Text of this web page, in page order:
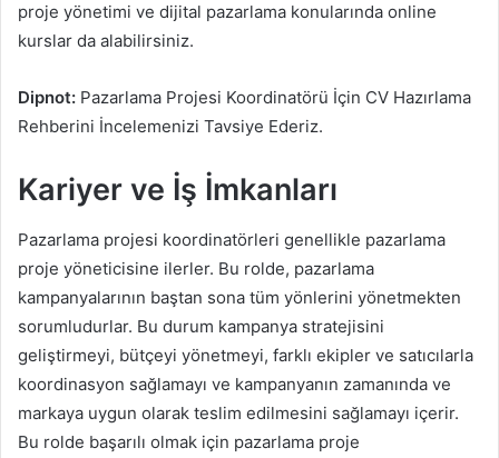
proje yönetimi ve dijital pazarlama konularında online
kurslar da alabilirsiniz.
Dipnot: Pazarlama Projesi Koordinatörü İçin CV Hazırlama
Rehberini İncelemenizi Tavsiye Ederiz.
Kariyer ve İş İmkanları
Pazarlama projesi koordinatörleri genellikle pazarlama
proje yöneticisine ilerler. Bu rolde, pazarlama
kampanyalarının baştan sona tüm yönlerini yönetmekten
sorumludurlar. Bu durum kampanya stratejisini
geliştirmeyi, bütçeyi yönetmeyi, farklı ekipler ve satıcılarla
koordinasyon sağlamayı ve kampanyanın zamanında ve
markaya uygun olarak teslim edilmesini sağlamayı içerir.
Bu rolde başarılı olmak için pazarlama proje